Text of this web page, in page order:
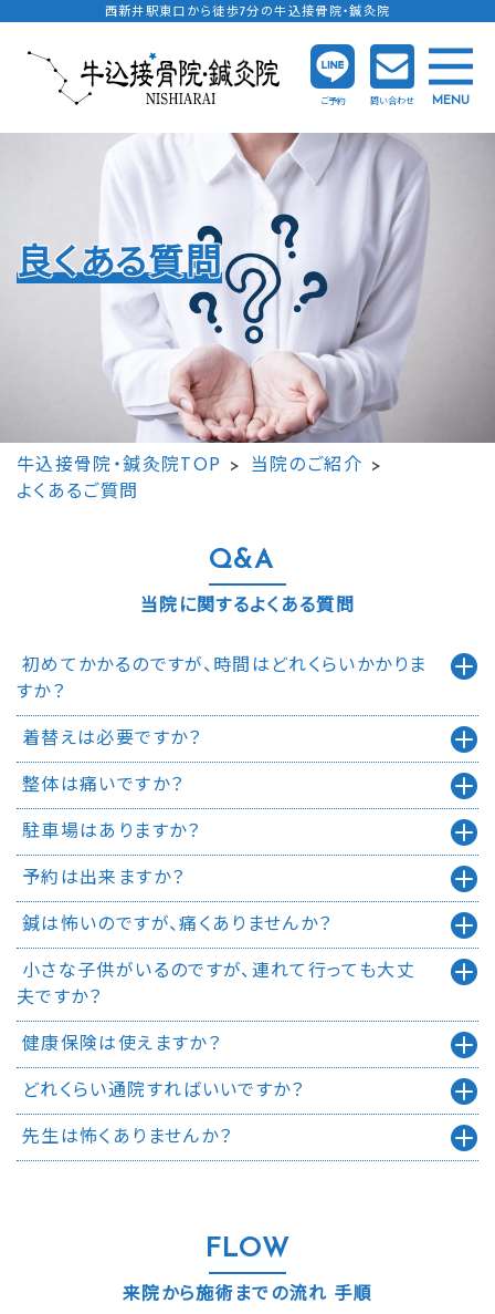
西新井駅東口から徒歩7分の牛込接骨院・鍼灸院
ご予約 問い合わせ MENU
良くある質問
牛込接骨院・鍼灸院TOP
当院のご紹介
よくあるご質問
Q&A
当院に関するよくある質問
初めてかかるのですが、時間はどれくらいかかりま
すか？
着替えは必要ですか？
整体は痛いですか？
駐車場はありますか？
予約は出来ますか？
鍼は怖いのですが、痛くありませんか？
小さな子供がいるのですが、連れて行っても大丈
夫ですか？
健康保険は使えますか？
どれくらい通院すればいいですか？
先生は怖くありませんか？
FLOW
来院から施術までの流れ 手順